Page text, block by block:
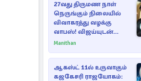
27வது திருமண நாள்
நெருங்கும் நிலையில்
விவாகரத்து வழக்கு
வாபஸ்! விஜய்யுடன்
மீண்டும் இணைவாரா?
Manithan
ஆகஸ்ட் 11ல் உருவாகும்
கஜகேசரி ராஜயோகம்: